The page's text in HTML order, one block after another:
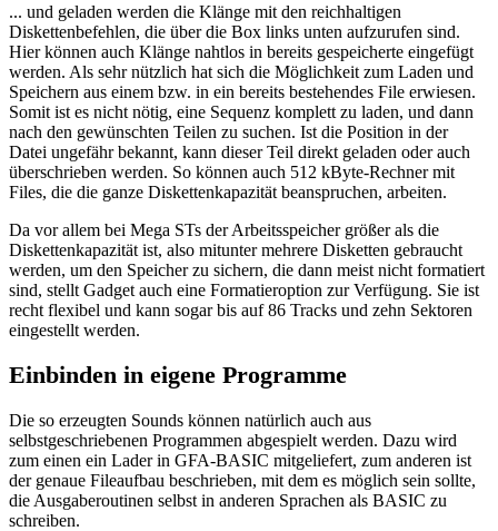
... und geladen werden die Klänge mit den reichhaltigen
Diskettenbefehlen, die über die Box links unten aufzurufen sind.
Hier können auch Klänge nahtlos in bereits gespeicherte eingefügt
werden. Als sehr nützlich hat sich die Möglichkeit zum Laden und
Speichern aus einem bzw. in ein bereits bestehendes File erwiesen.
Somit ist es nicht nötig, eine Sequenz komplett zu laden, und dann
nach den gewünschten Teilen zu suchen. Ist die Position in der
Datei ungefähr bekannt, kann dieser Teil direkt geladen oder auch
überschrieben werden. So können auch 512 kByte-Rechner mit
Files, die die ganze Diskettenkapazität beanspruchen, arbeiten.
Da vor allem bei Mega STs der Arbeitsspeicher größer als die
Diskettenkapazität ist, also mitunter mehrere Disketten gebraucht
werden, um den Speicher zu sichern, die dann meist nicht formatiert
sind, stellt Gadget auch eine Formatieroption zur Verfügung. Sie ist
recht flexibel und kann sogar bis auf 86 Tracks und zehn Sektoren
eingestellt werden.
Einbinden in eigene Programme
Die so erzeugten Sounds können natürlich auch aus
selbstgeschriebenen Programmen abgespielt werden. Dazu wird
zum einen ein Lader in GFA-BASIC mitgeliefert, zum anderen ist
der genaue Fileaufbau beschrieben, mit dem es möglich sein sollte,
die Ausgaberoutinen selbst in anderen Sprachen als BASIC zu
schreiben.